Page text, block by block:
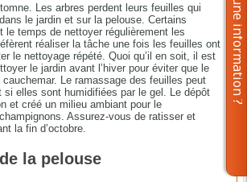
Les arbres perdent leurs feuilles qui
le jardin et sur la pelouse. Certains
le temps de nettoyer régulièrement les
réaliser la tâche une fois les feuilles ont
le nettoyage répété. Quoi qu’il en soit, il est
le jardin avant l’hiver pour éviter que le
Le ramassage des feuilles peut
si elles sont humidifiées par le gel. Le dépôt
et créé un milieu ambiant pour le
Assurez-vous de ratisser et
la fin d’octobre.
la pelouse